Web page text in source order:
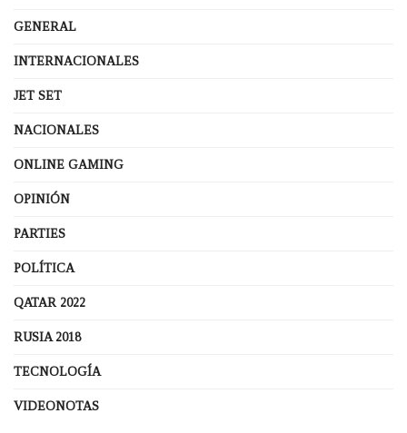
GENERAL
INTERNACIONALES
JET SET
NACIONALES
ONLINE GAMING
OPINIÓN
PARTIES
POLÍTICA
QATAR 2022
RUSIA 2018
TECNOLOGÍA
VIDEONOTAS